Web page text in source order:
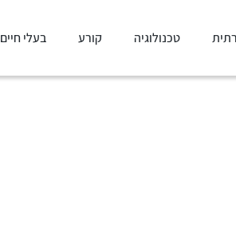
טכנולוגיה קורע בעלי חיים